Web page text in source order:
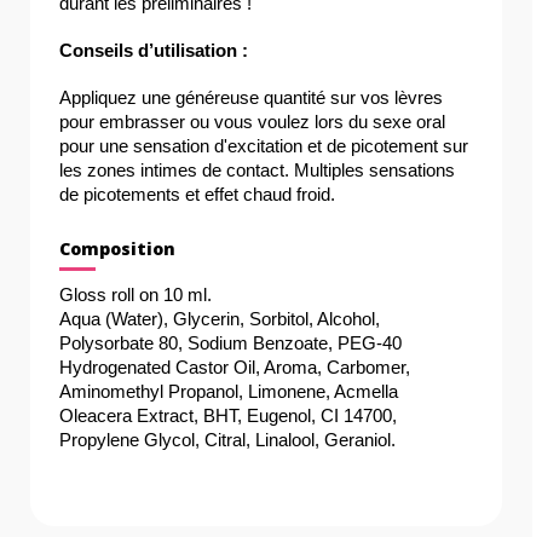
durant les préliminaires !
Conseils d’utilisation :
Appliquez une généreuse quantité sur vos lèvres
pour embrasser ou vous voulez lors du sexe oral
pour une sensation d'excitation et de picotement sur
les zones intimes de contact. Multiples sensations
de picotements et effet chaud froid.
Composition
Gloss roll on 10 ml.
Aqua (Water), Glycerin, Sorbitol, Alcohol,
Polysorbate 80, Sodium Benzoate, PEG-40
Hydrogenated Castor Oil, Aroma, Carbomer,
Aminomethyl Propanol, Limonene, Acmella
Oleacera Extract, BHT, Eugenol, CI 14700,
Propylene Glycol, Citral, Linalool, Geraniol.